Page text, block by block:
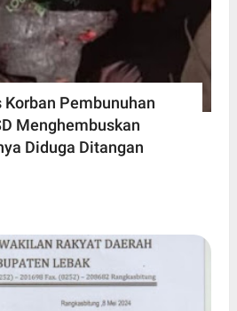
Korban Pembunuhan
Menghembuskan
Diduga Ditangan